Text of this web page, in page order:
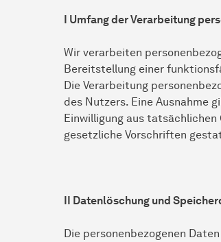
I Umfang der Verarbeitung
Wir verarbeiten
Bereitstellung einer
Die Verarbeitung
des Nutzers. Eine Ausnahme
Einwilligung aus
gesetzliche Vorschriften
II Datenlöschung und
Die personenbezogenen